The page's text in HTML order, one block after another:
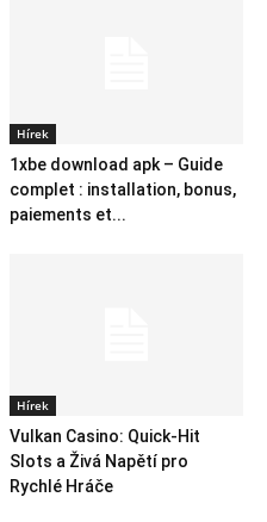
Hírek
1xbe download apk – Guide
complet : installation, bonus,
paiements et...
Hírek
Vulkan Casino: Quick‑Hit
Slots a Živá Napětí pro
Rychlé Hráče